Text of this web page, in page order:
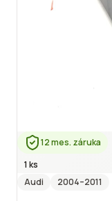
12 mes. záruka
1 ks
Audi
2004–2011